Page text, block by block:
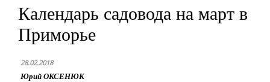
Календарь садовода на март в
Приморье
28.02.2018
Юрий ОКСЕНЮК